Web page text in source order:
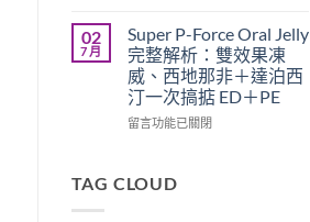
排
與
療
效
評
整
解
析：
併
用
險
解
析：
雙
效
合
一
同
時
利
士
20mg
太
強、
半
不
02
7 月
Super P-Force Oral Jelly
完整解析：雙效果凍
威、西地那非＋達泊西
汀一次搞掂 ED＋PE
在
Force
留言功能已關閉
TAG CLOUD